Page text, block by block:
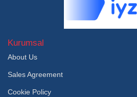
Kurumsal
About Us
Sales Agreement
Cookie Policy